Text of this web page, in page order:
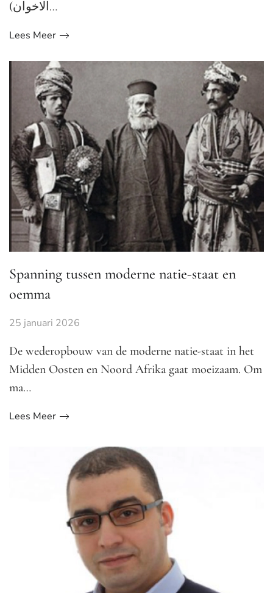
(الاخوان…
Lees Meer
Spanning tussen moderne natie-staat en
oemma
25 januari 2026
De wederopbouw van de moderne natie-staat in het
Midden Oosten en Noord Afrika gaat moeizaam. Om
ma…
Lees Meer